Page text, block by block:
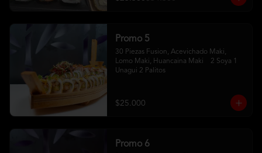
Promo 5
30 Piezas Fusion, Acevichado Maki,
Lomo Maki, Huancaina Maki    2 Soya 1
Unagui 2 Palitos
$25.000
Promo 6